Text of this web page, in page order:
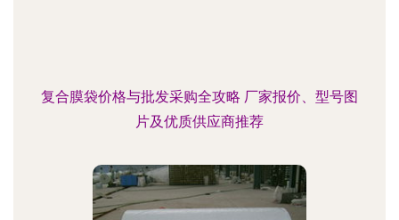
复合膜袋价格与批发采购全攻略 厂家报价、型号图
片及优质供应商推荐